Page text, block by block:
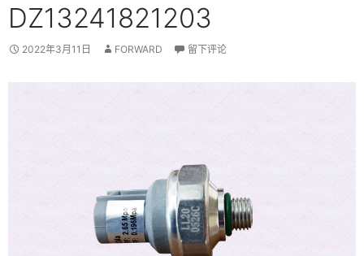
DZ13241821203
2022年3月11日 FORWARD 留下评论